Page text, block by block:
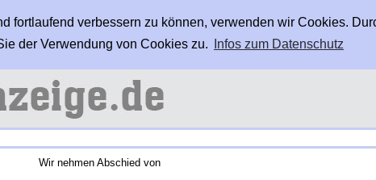
fortlaufend verbessern zu können, verwenden wir Cookies.
der Verwendung von Cookies zu.
Infos zum Datenschutz
Wir nehmen Abschied von